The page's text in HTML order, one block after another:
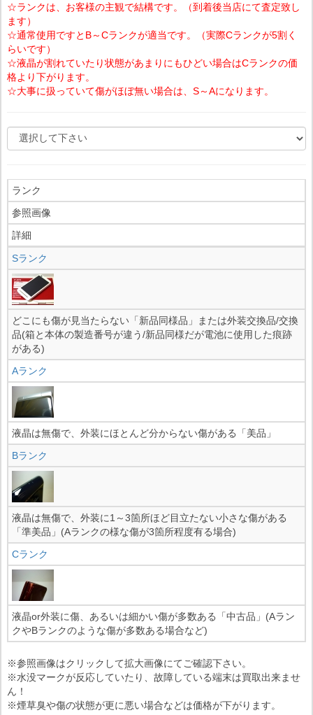
☆ランクは、お客様の主観で結構です。（到着後当店にて査定致し
ます）
☆通常使用ですとB～Cランクが適当です。（実際Cランクが5割く
らいです）
☆液晶が割れていたり状態があまりにもひどい場合はCランクの価
格より下がります。
☆大事に扱っていて傷がほぼ無い場合は、S～Aになります。
ランク
参照画像
詳細
Sランク
どこにも傷が見当たらない「新品同様品」または外装交換品/交換
品(箱と本体の製造番号が違う/新品同様だが電池に使用した痕跡
がある)
Aランク
液晶は無傷で、外装にほとんど分からない傷がある「美品」
Bランク
液晶は無傷で、外装に1～3箇所ほど目立たない小さな傷がある
「準美品」(Aランクの様な傷が3箇所程度有る場合)
Cランク
液晶or外装に傷、あるいは細かい傷が多数ある「中古品」(Aラン
クやBランクのような傷が多数ある場合など)
※参照画像はクリックして拡大画像にてご確認下さい。
※水没マークが反応していたり、故障している端末は買取出来ませ
ん！
※煙草臭や傷の状態が更に悪い場合などは価格が下がります。